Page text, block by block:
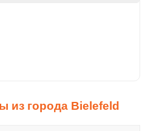
из города Bielefeld